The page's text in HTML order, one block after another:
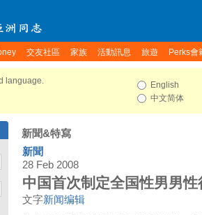
交友社區 家族 活動訊息 旅遊 Perks會
language.
English
中文简体
新聞&特寫
新聞
28 Feb 2008
中国首次制定全国性男男
文字新闻编辑